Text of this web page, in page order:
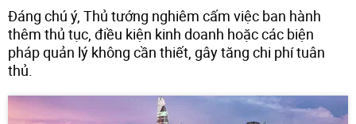
Đáng chú ý, Thủ tướng nghiêm cấm việc ban hành
thêm thủ tục, điều kiện kinh doanh hoặc các biện
pháp quản lý không cần thiết, gây tăng chi phí tuân
thủ.